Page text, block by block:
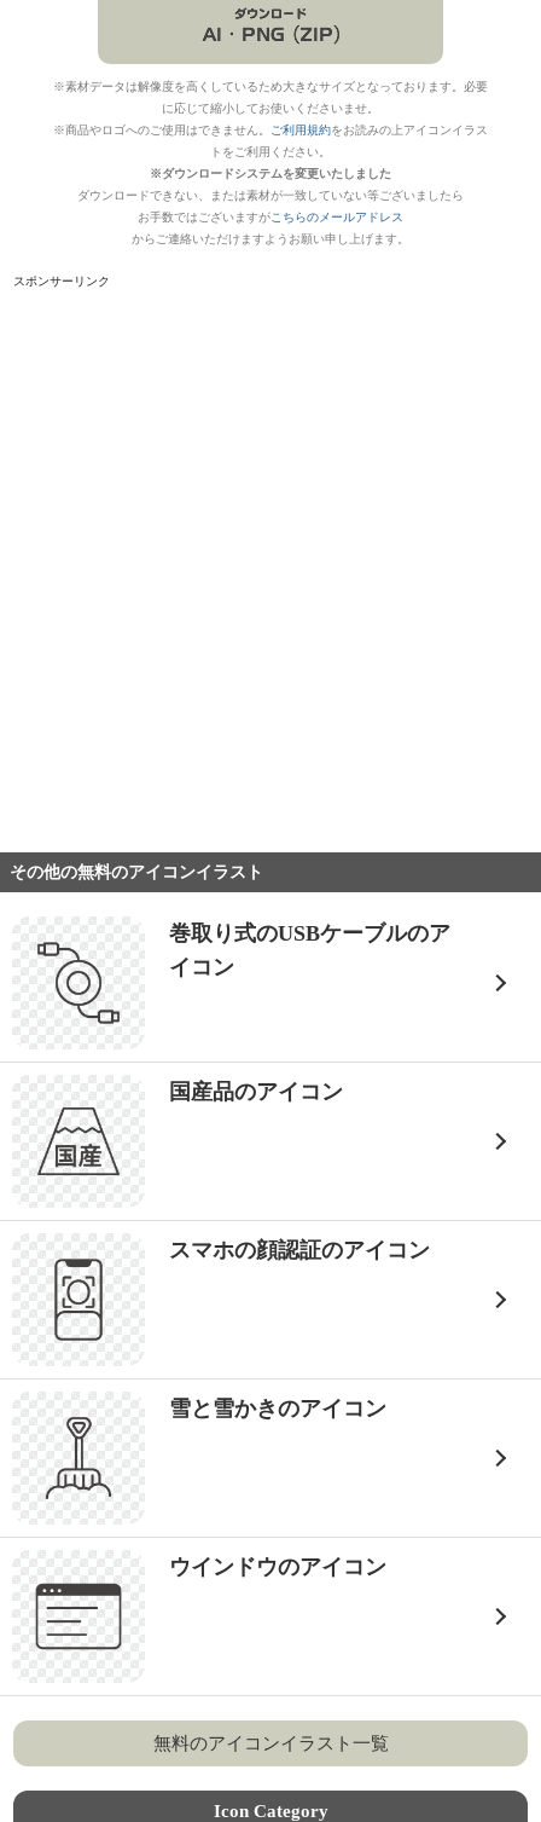
※素材データは解像度を高くしているため大きなサイズとなっております。必要
に応じて縮小してお使いくださいませ。
※商品やロゴへのご使用はできません。
ご利用規約をお読みの上アイコンイラス
トをご利用ください。
※ダウンロードシステムを変更いたしました
ダウンロードできない、または素材が一致していない等ございましたら
お手数ではございますがこちらのメールアドレス
からご連絡いただけますようお願い申し上げます。
スポンサーリンク
その他の無料のアイコンイラスト
巻取り式のUSBケーブルのア
イコン
国産品のアイコン
スマホの顔認証のアイコン
雪と雪かきのアイコン
ウインドウのアイコン
無料のアイコンイラスト一覧
Icon Category